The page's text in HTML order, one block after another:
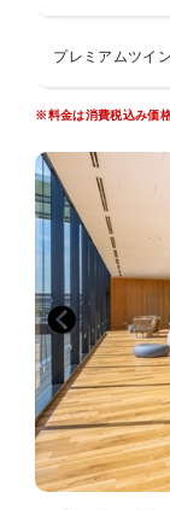
※営業時間は変
※タトゥーのある
ます。
≪ご注意点≫
■全室禁煙です。
■添い寝は有料人
までとなります。
■お部屋にござい
のみご入場可能で
その他施設は、
■ご宿泊料金は現
ます。
■大阪府条例によ
頂戴いたします。
プレミアムツイ
※料金は消費税込み価格